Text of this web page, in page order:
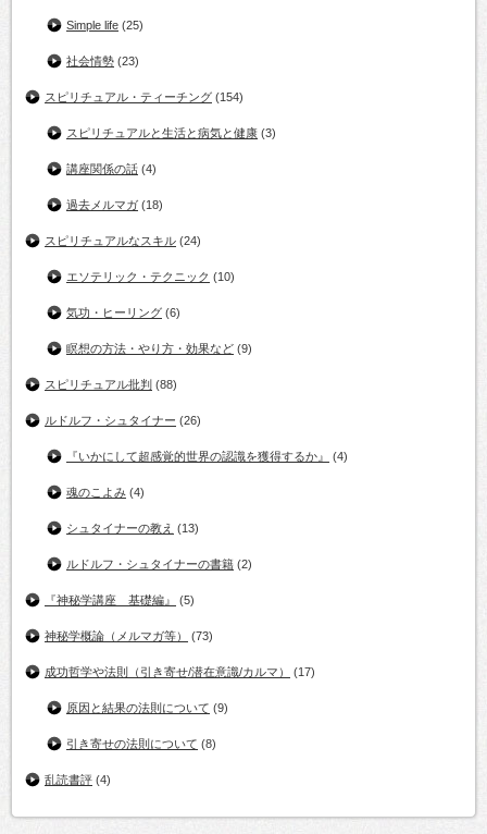
Simple life (25)
社会情勢 (23)
スピリチュアル・ティーチング (154)
スピリチュアルと生活と病気と健康 (3)
講座関係の話 (4)
過去メルマガ (18)
スピリチュアルなスキル (24)
エソテリック・テクニック (10)
気功・ヒーリング (6)
瞑想の方法・やり方・効果など (9)
スピリチュアル批判 (88)
ルドルフ・シュタイナー (26)
『いかにして超感覚的世界の認識を獲得するか』 (4)
魂のこよみ (4)
シュタイナーの教え (13)
ルドルフ・シュタイナーの書籍 (2)
『神秘学講座 基礎編』 (5)
神秘学概論（メルマガ等） (73)
成功哲学や法則（引き寄せ/潜在意識/カルマ） (17)
原因と結果の法則について (9)
引き寄せの法則について (8)
乱読書評 (4)